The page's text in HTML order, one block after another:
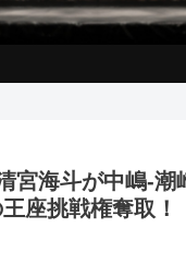
宮海斗が中嶋-潮
座挑戦権奪取！